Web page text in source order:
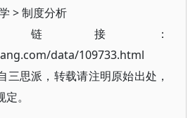
>制度分析
链接：
data/109733.html
三思派，转载请注明原始出处，
。